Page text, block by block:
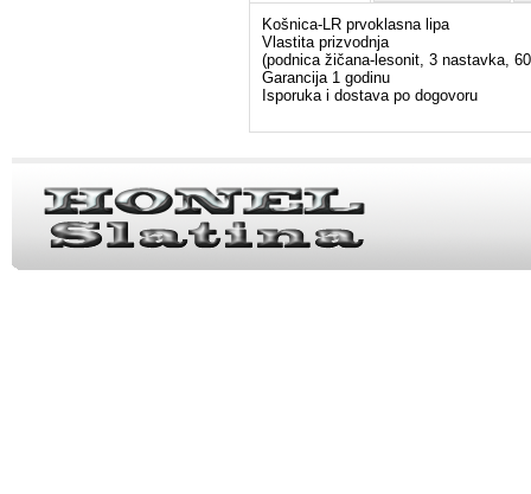
Košnica-LR prvoklasna lipa
Vlastita prizvodnja
(podnica žičana-lesonit, 3 nastavka,
Garancija 1 godinu
Isporuka i dostava po dogovoru